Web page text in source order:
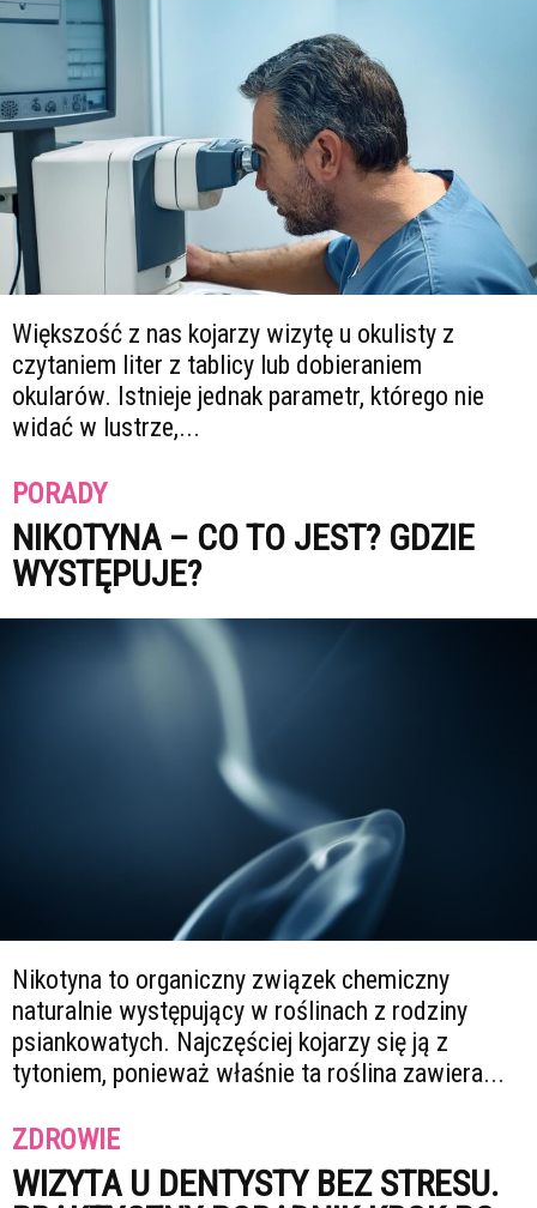
Większość z nas kojarzy wizytę u okulisty z
czytaniem liter z tablicy lub dobieraniem
okularów. Istnieje jednak parametr, którego nie
widać w lustrze,...
PORADY
NIKOTYNA – CO TO JEST? GDZIE
WYSTĘPUJE?
Nikotyna to organiczny związek chemiczny
naturalnie występujący w roślinach z rodziny
psiankowatych. Najczęściej kojarzy się ją z
tytoniem, ponieważ właśnie ta roślina zawiera...
ZDROWIE
WIZYTA U DENTYSTY BEZ STRESU.